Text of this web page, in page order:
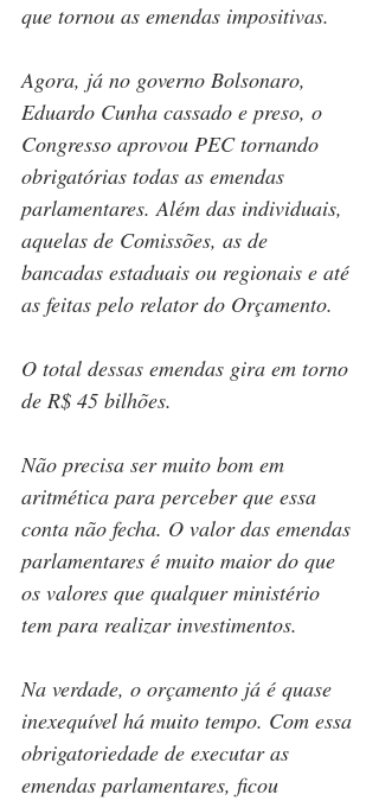
que tornou as emendas impositivas.
Agora, já no governo Bolsonaro,
Eduardo Cunha cassado e preso, o
Congresso aprovou PEC tornando
obrigatórias todas as emendas
parlamentares. Além das individuais,
aquelas de Comissões, as de
bancadas estaduais ou regionais e até
as feitas pelo relator do Orçamento.
O total dessas emendas gira em torno
de R$ 45 bilhões.
Não precisa ser muito bom em
aritmética para perceber que essa
conta não fecha. O valor das emendas
parlamentares é muito maior do que
os valores que qualquer ministério
tem para realizar investimentos.
Na verdade, o orçamento já é quase
inexequível há muito tempo. Com essa
obrigatoriedade de executar as
emendas parlamentares, ficou